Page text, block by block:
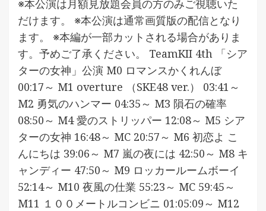
※本公演は月額見放題会員の方のみご視聴いた
だけます。 ※本公演は通常画質版の配信となり
ます。 ※本編が一部カットされる場合がありま
す。予めご了承ください。 TeamKII 4th 「シア
ターの女神」公演 M0 ロマンスかくれんぼ
00:17～ M1 overture （SKE48 ver.） 03:41～
M2 勇気のハンマー 04:35～ M3 隕石の確率
08:50～ M4 愛のストリッパー 12:08～ M5 シア
ターの女神 16:48～ MC 20:57～ M6 初恋よ こ
んにちは 39:06～ M7 嵐の夜には 42:50～ M8 キ
ャンディー 47:50～ M9 ロッカールームボーイ
52:14～ M10 夜風の仕業 55:23～ MC 59:45～
M11 １００メートルコンビニ 01:05:09～ M12